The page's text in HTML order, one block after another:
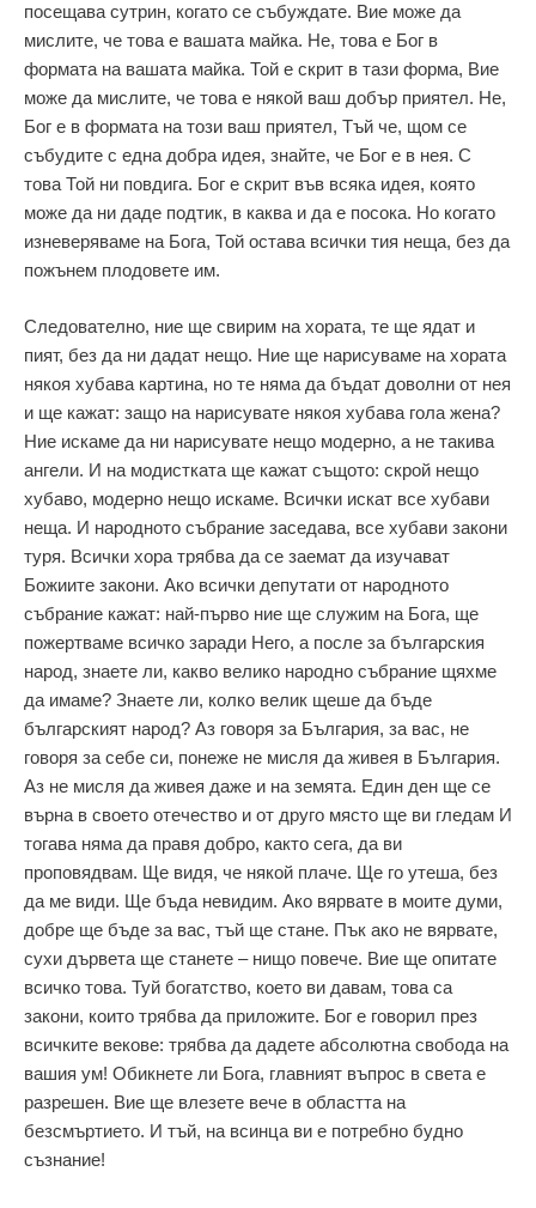
посещава сутрин, когато се събуждате. Вие може да
мислите, че това е вашата майка. Не, това е Бог в
формата на вашата майка. Той е скрит в тази форма, Вие
може да мислите, че това е някой ваш добър приятел. Не,
Бог е в формата на този ваш приятел, Тъй че, щом се
събудите с една добра идея, знайте, че Бог е в нея. С
това Той ни повдига. Бог е скрит във всяка идея, която
може да ни даде подтик, в каква и да е посока. Но когато
изневеряваме на Бога, Той остава всички тия неща, без да
пожънем плодовете им.
Следователно, ние ще свирим на хората, те ще ядат и
пият, без да ни дадат нещо. Ние ще нарисуваме на хората
някоя хубава картина, но те няма да бъдат доволни от нея
и ще кажат: защо на нарисувате някоя хубава гола жена?
Ние искаме да ни нарисувате нещо модерно, а не такива
ангели. И на модистката ще кажат същото: скрой нещо
хубаво, модерно нещо искаме. Всички искат все хубави
неща. И народното събрание заседава, все хубави закони
туря. Всички хора трябва да се заемат да изучават
Божиите закони. Ако всички депутати от народното
събрание кажат: най-първо ние ще служим на Бога, ще
пожертваме всичко заради Него, а после за българския
народ, знаете ли, какво велико народно събрание щяхме
да имаме? Знаете ли, колко велик щеше да бъде
българският народ? Аз говоря за България, за вас, не
говоря за себе си, понеже не мисля да живея в България.
Аз не мисля да живея даже и на земята. Един ден ще се
върна в своето отечество и от друго място ще ви гледам И
тогава няма да правя добро, както сега, да ви
проповядвам. Ще видя, че някой плаче. Ще го утеша, без
да ме види. Ще бъда невидим. Ако вярвате в моите думи,
добре ще бъде за вас, тъй ще стане. Пък ако не вярвате,
сухи дървета ще станете – нищо повече. Вие ще опитате
всичко това. Туй богатство, което ви давам, това са
закони, които трябва да приложите. Бог е говорил през
всичките векове: трябва да дадете абсолютна свобода на
вашия ум! Обикнете ли Бога, главният въпрос в света е
разрешен. Вие ще влезете вече в областта на
безсмъртието. И тъй, на всинца ви е потребно будно
съзнание!